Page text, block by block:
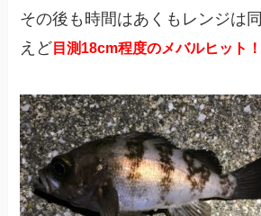
その後も時間はあくもレンジは
えど 目測18cm程度のメバルヒット！